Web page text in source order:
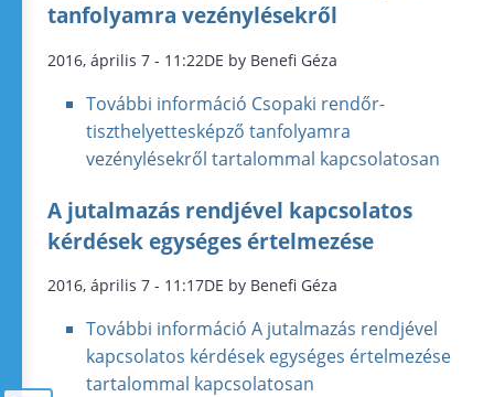
tanfolyamra vezénylésekről
2016, április 7 - 11:22DE by Benefi Géza
További információ Csopaki rendőr-
tiszthelyettesképző tanfolyamra
vezénylésekről tartalommal kapcsolatosan
A jutalmazás rendjével kapcsolatos
kérdések egységes értelmezése
2016, április 7 - 11:17DE by Benefi Géza
További információ A jutalmazás rendjével
kapcsolatos kérdések egységes értelmezése
tartalommal kapcsolatosan